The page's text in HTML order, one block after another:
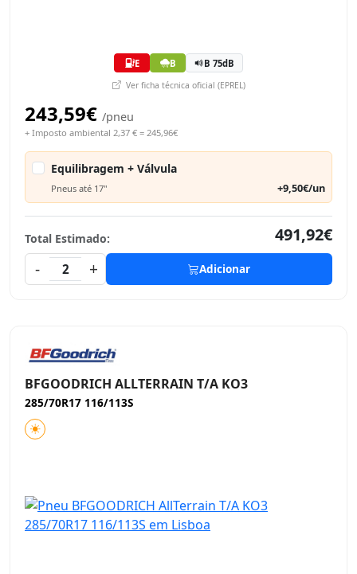
E B B 75dB
Ver ficha técnica oficial (EPREL)
243,59€ /pneu
+ Imposto ambiental 2,37 € = 245,96€
Equilibragem + Válvula
Pneus até 17" +9,50€/un
Total Estimado:
491,92€
-
2 + Adicionar
BFGOODRICH ALLTERRAIN T/A KO3
285/70R17 116/113S